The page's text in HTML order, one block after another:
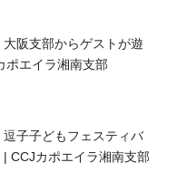
大阪支部からゲストが遊
ポエイラ湘南支部
逗子子どもフェスティバ
CCJカポエイラ湘南支部